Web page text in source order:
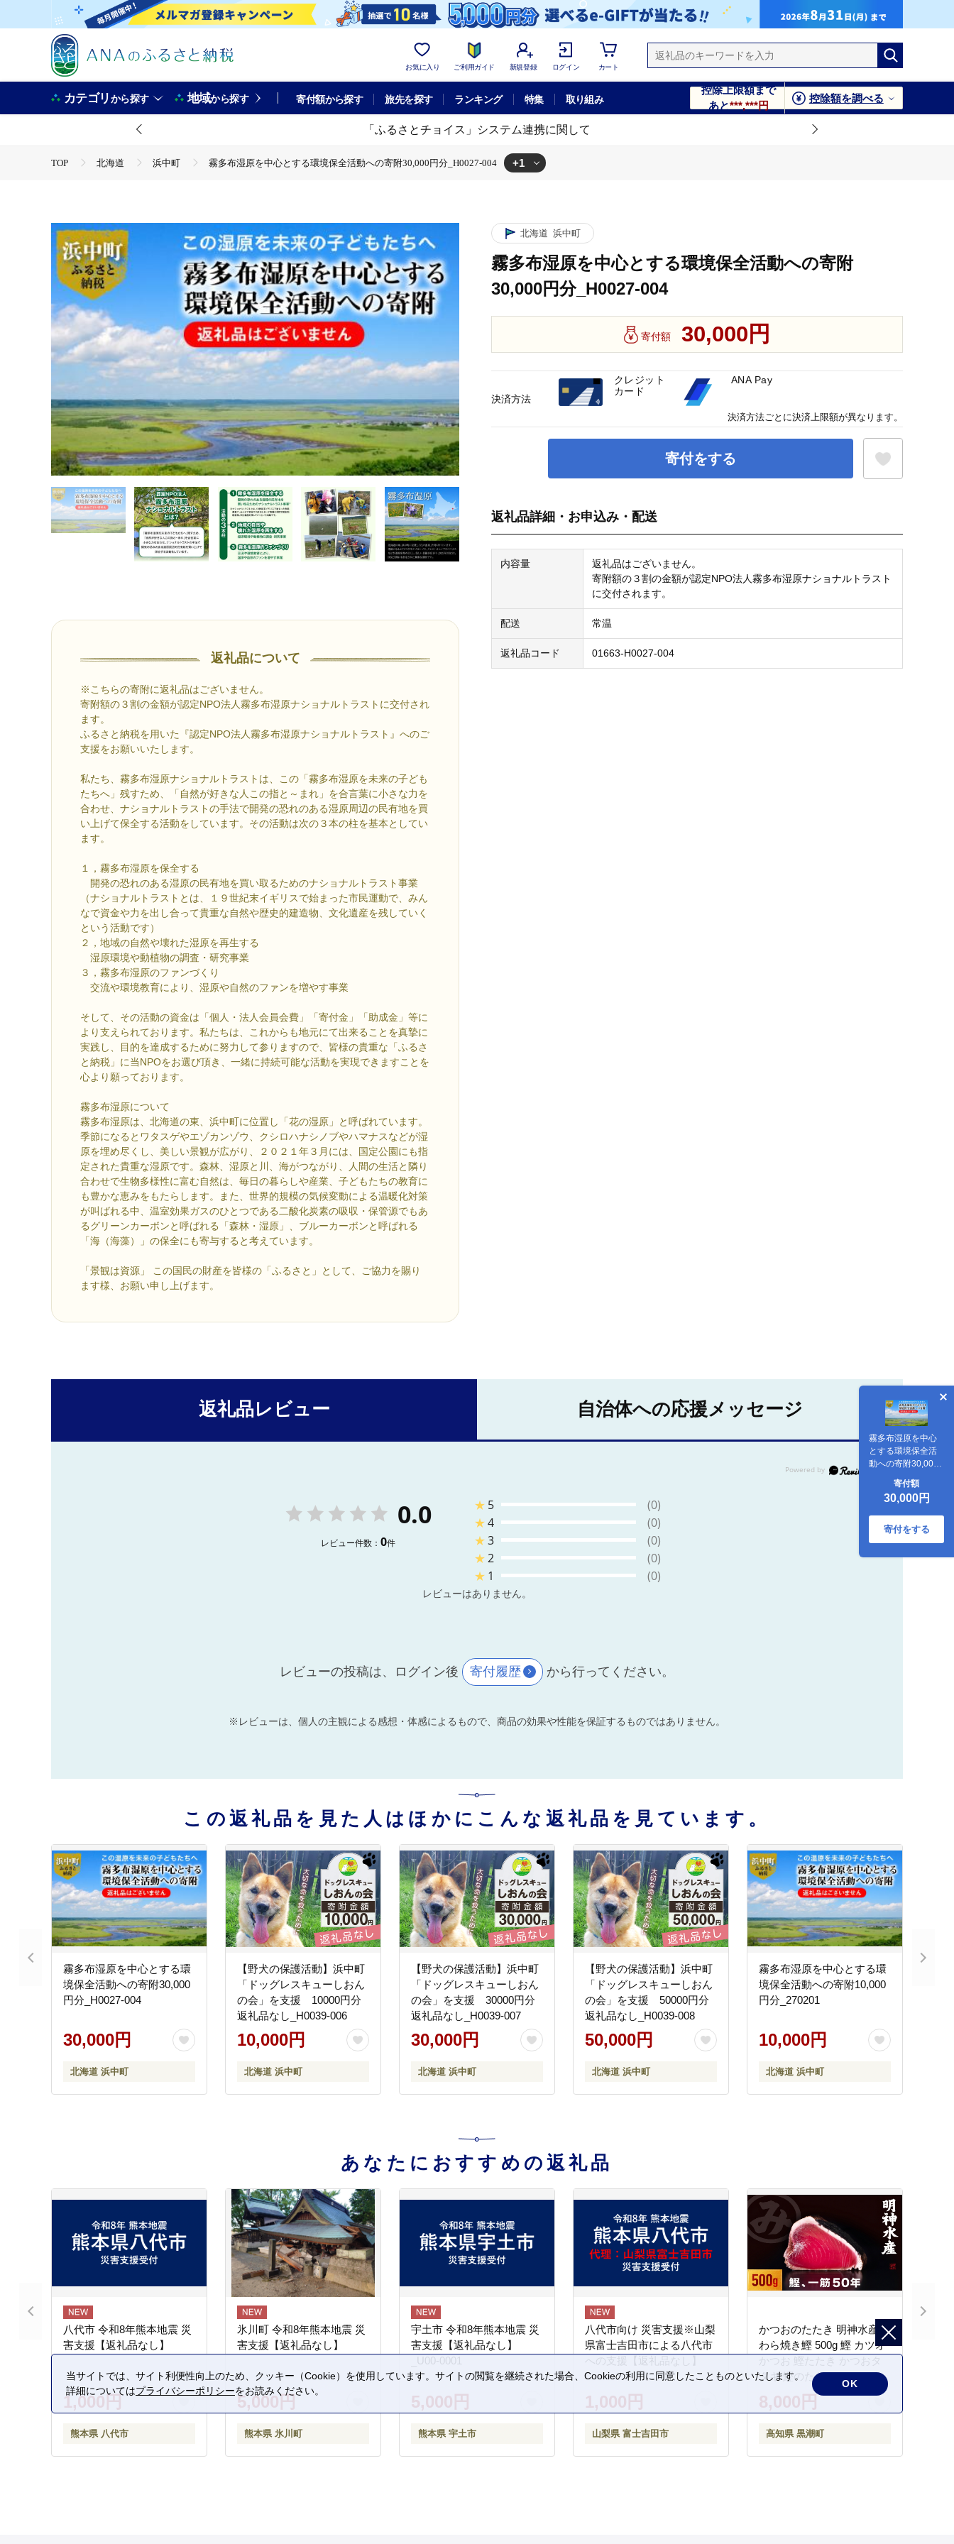
お気に入り ご利用ガイド 新規登録 ログイン カート
カテゴリから探す 地域から探す 寄付額から探す 旅先を探す ランキング 特集 取り組み
控除上限額まで
あと***,***円
控除額を調べる
「ふるさとチョイス」システム連携に関して
TOP 北海道 浜中町 霧多布湿原を中心とする環境保全活動への寄附30,000円分_H0027-004 +1
返礼品について
※こちらの寄附に返礼品はございません。
寄附額の３割の金額が認定NPO法人霧多布湿原ナショナルトラストに交付され
ます。
ふるさと納税を用いた『認定NPO法人霧多布湿原ナショナルトラスト』へのご
支援をお願いいたします。
私たち、霧多布湿原ナショナルトラストは、この「霧多布湿原を未来の子ども
たちへ」残すため、「自然が好きな人この指と～まれ」を合言葉に小さな力を
合わせ、ナショナルトラストの手法で開発の恐れのある湿原周辺の民有地を買
い上げて保全する活動をしています。その活動は次の３本の柱を基本としてい
ます。
１，霧多布湿原を保全する
開発の恐れのある湿原の民有地を買い取るためのナショナルトラスト事業
（ナショナルトラストとは、１９世紀末イギリスで始まった市民運動で、みん
なで資金や力を出し合って貴重な自然や歴史的建造物、文化遺産を残していく
という活動です）
２，地域の自然や壊れた湿原を再生する
湿原環境や動植物の調査・研究事業
３，霧多布湿原のファンづくり
交流や環境教育により、湿原や自然のファンを増やす事業
そして、その活動の資金は「個人・法人会員会費」「寄付金」「助成金」等に
より支えられております。私たちは、これからも地元にて出来ることを真摯に
実践し、目的を達成するために努力して参りますので、皆様の貴重な「ふるさ
と納税」に当NPOをお選び頂き、一緒に持続可能な活動を実現できますことを
心より願っております。
霧多布湿原について
霧多布湿原は、北海道の東、浜中町に位置し「花の湿原」と呼ばれています。
季節になるとワタスゲやエゾカンゾウ、クシロハナシノブやハマナスなどが湿
原を埋め尽くし、美しい景観が広がり、２０２１年３月には、国定公園にも指
定された貴重な湿原です。森林、湿原と川、海がつながり、人間の生活と隣り
合わせで生物多様性に富む自然は、毎日の暮らしや産業、子どもたちの教育に
も豊かな恵みをもたらします。また、世界的規模の気候変動による温暖化対策
が叫ばれる中、温室効果ガスのひとつである二酸化炭素の吸収・保管源でもあ
るグリーンカーボンと呼ばれる「森林・湿原」、ブルーカーボンと呼ばれる
「海（海藻）」の保全にも寄与すると考えています。
「景観は資源」 この国民の財産を皆様の「ふるさと」として、ご協力を賜り
ます様、お願い申し上げます。
北海道 浜中町
霧多布湿原を中心とする環境保全活動への寄附
30,000円分_H0027-004
寄付額 30,000円
寄付をする
霧多布湿原を中心
とする環境保全活
動への寄附30,000
寄付額
30,000円
寄付をする
返礼品詳細・お申込み・配送
内容量
返礼品はございません。
寄附額の３割の金額が認定NPO法人霧多布湿原ナショナルトラスト
に交付されます。
配送 常温
返礼品コード 01663-H0027-004
決済方法
クレジット
カード
ANA Pay
決済方法ごとに決済上限額が異なります。
返礼品レビュー 自治体への応援メッセージ
0.0
レビュー件数： 0件
★ 5
(0)
★4
(0)
★3
(0)
★2
(0)
★ 1 (0)
レビューはありません。
レビューの投稿は、ログイン後 寄付履歴 から行ってください。
※レビューは、個人の主観による感想・体感によるもので、商品の効果や性能を保証するものではありません。
この返礼品を見た人はほかにこんな返礼品を見ています。
霧多布湿原を中心とする環
境保全活動への寄附30,000
円分_H0027-004
30,000円
北海道 浜中町
【野犬の保護活動】浜中町
「ドッグレスキューしおん
の会」を支援 10000円分
返礼品なし_H0039-006
10,000円
北海道 浜中町
【野犬の保護活動】浜中町
「ドッグレスキューしおん
の会」を支援 30000円分
返礼品なし_H0039-007
30,000円
北海道 浜中町
【野犬の保護活動】浜中町
「ドッグレスキューしおん
の会」を支援 50000円分
返礼品なし_H0039-008
50,000円
北海道 浜中町
霧多布湿原を中心とする環
境保全活動への寄附10,000
円分_270201
10,000円
北海道 浜中町
あなたにおすすめの返礼品
八代市 令和8年熊本地震 災
害支援【返礼品なし】
1,000円
熊本県 八代市
氷川町 令和8年熊本地震 災
害支援【返礼品なし】
5,000円
熊本県 氷川町
宇土市 令和8年熊本地震 災
害支援【返礼品なし】
_U00-0001
5,000円
熊本県 宇土市
八代市向け 災害支援※山梨
県富士吉田市による八代市
への支援【返礼品なし】
1,000円
山梨県 富士吉田市
かつおのたたき 明神水産
わら焼き鰹 500g 鰹 カツオ
かつお 鰹たたき かつおタ
タキ 鰹のたたき かつおの
タタキ 藁焼き わら焼き 魚
さかな 海鮮 刺身 お刺身 冷
ご当地 本場 高知 黒潮町 ギ
フト 贈答品 人気 返礼品 ふ
8,000円
高知県 黒潮町
当サイトでは、サイト利便性向上のため、クッキー（Cookie）を使用しています。サイトの閲覧を継続された場合、Cookieの利用に同意したことものといたします。
詳細についてはプライバシーポリシーをお読みください。
OK